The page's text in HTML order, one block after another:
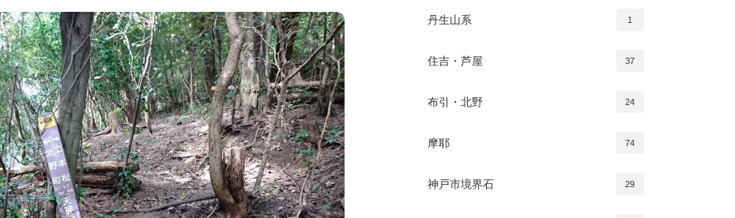
丹生山系 1
住吉・芦屋 37
布引・北野 24
摩耶 74
神戸市境界石 29